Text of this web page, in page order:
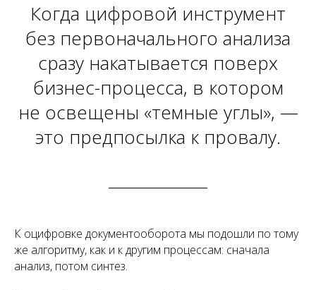
Когда цифровой инструмент
без первоначального анализа
сразу накатывается поверх
бизнес-процесса, в котором
не освещены «темные углы», —
это предпосылка к провалу.
К оцифровке документооборота мы подошли по тому
же алгоритму, как и к другим процессам: сначала
анализ, потом синтез.